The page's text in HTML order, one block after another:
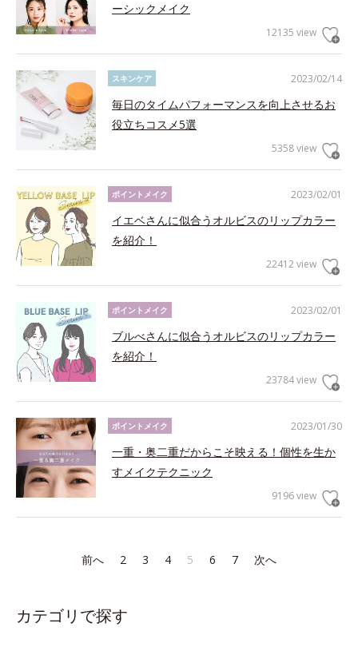
ーシックメイク
12135 view
2023/02/14
スキンケア
毎日のタイムパフォーマンスを向上させるお
役立ちコスメ5選
5358 view
2023/02/01
ポイントメイク
イエベさんに似合うオルビスのリップカラー
を紹介！
22412 view
2023/02/01
ポイントメイク
ブルべさんに似合うオルビスのリップカラー
を紹介！
23784 view
2023/01/30
ポイントメイク
一重・奥二重だからこそ映える！個性を生か
すメイクテクニック
9196 view
前へ 2 3 4 5 6 7 次へ
カテゴリで探す